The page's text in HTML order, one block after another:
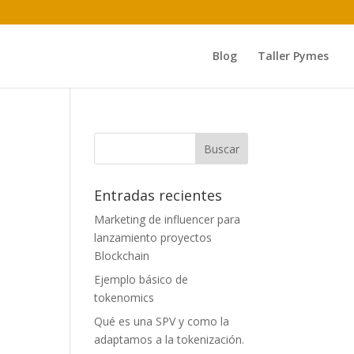
Blog Taller Pymes
Entradas recientes
Marketing de influencer para
lanzamiento proyectos
Blockchain
Ejemplo básico de
tokenomics
Qué es una SPV y como la
adaptamos a la tokenización.